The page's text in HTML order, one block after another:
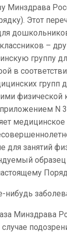
Минздрава
Этот
–
группу
в
групп
физической
N
для занятий
нибудь
Минздрава